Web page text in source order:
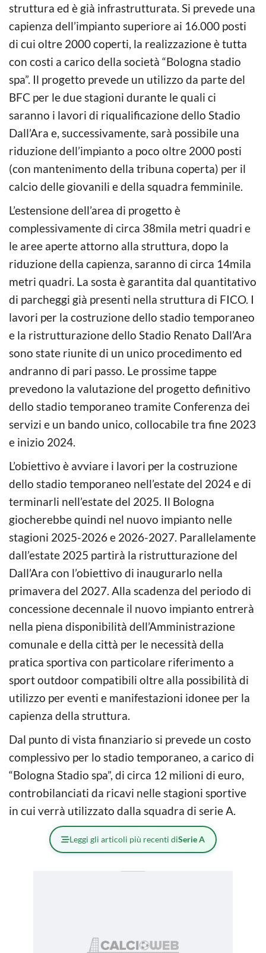
struttura ed è già infrastrutturata. Si prevede una
capienza dell’impianto superiore ai 16.000 posti
di cui oltre 2000 coperti, la realizzazione è tutta
con costi a carico della società “Bologna stadio
spa”. Il progetto prevede un utilizzo da parte del
BFC per le due stagioni durante le quali ci
saranno i lavori di riqualificazione dello Stadio
Dall’Ara e, successivamente, sarà possibile una
riduzione dell’impianto a poco oltre 2000 posti
(con mantenimento della tribuna coperta) per il
calcio delle giovanili e della squadra femminile.
L’estensione dell’area di progetto è
complessivamente di circa 38mila metri quadri e
le aree aperte attorno alla struttura, dopo la
riduzione della capienza, saranno di circa 14mila
metri quadri. La sosta è garantita dal quantitativo
di parcheggi già presenti nella struttura di FICO. I
lavori per la costruzione dello stadio temporaneo
e la ristrutturazione dello Stadio Renato Dall’Ara
sono state riunite di un unico procedimento ed
andranno di pari passo. Le prossime tappe
prevedono la valutazione del progetto definitivo
dello stadio temporaneo tramite Conferenza dei
servizi e un bando unico, collocabile tra fine 2023
e inizio 2024.
L’obiettivo è avviare i lavori per la costruzione
dello stadio temporaneo nell’estate del 2024 e di
terminarli nell’estate del 2025. Il Bologna
giocherebbe quindi nel nuovo impianto nelle
stagioni 2025-2026 e 2026-2027. Parallelamente
dall’estate 2025 partirà la ristrutturazione del
Dall’Ara con l’obiettivo di inaugurarlo nella
primavera del 2027. Alla scadenza del periodo di
concessione decennale il nuovo impianto entrerà
nella piena disponibilità dell’Amministrazione
comunale e della città per le necessità della
pratica sportiva con particolare riferimento a
sport outdoor compatibili oltre alla possibilità di
utilizzo per eventi e manifestazioni idonee per la
capienza della struttura.
Dal punto di vista finanziario si prevede un costo
complessivo per lo stadio temporaneo, a carico di
“Bologna Stadio spa”, di circa 12 milioni di euro,
controbilanciati da ricavi nelle stagioni sportive
in cui verrà utilizzato dalla squadra di serie A.
Leggi gli articoli più recenti diSerie A